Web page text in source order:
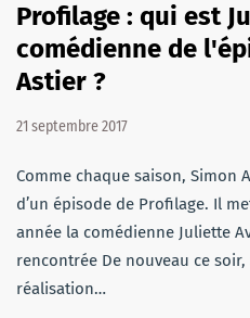
Profilage : qui est
comédienne de
Astier ?
21 septembre 2017
Comme chaque saison, Simon
d’un épisode de Profilage. Il
année la comédienne Juliette
rencontrée De nouveau ce
réalisation…